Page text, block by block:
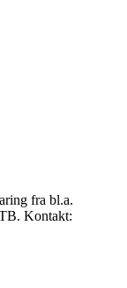
fra bl.a.
Kontakt: